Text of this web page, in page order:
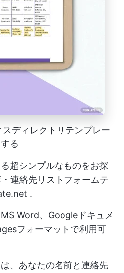
ディレクトリテンプレー
る
超シンプルなものをお探
連絡先リストフォームテ
.
Word、Googleドキュメ
フォーマットで利用可
、あなたの名前と連絡先